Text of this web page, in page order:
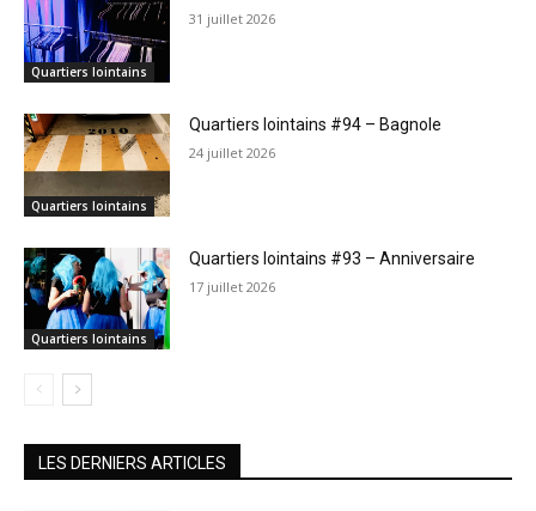
Quartiers lointains
31 juillet 2026
Quartiers lointains
Quartiers lointains #94 – Bagnole
24 juillet 2026
Quartiers lointains
Quartiers lointains #93 – Anniversaire
17 juillet 2026
LES DERNIERS ARTICLES